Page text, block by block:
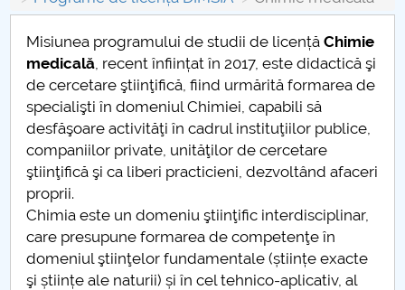
Nr. de telefon si adrese Facultăți
Admitere
Români de pretutindeni - ADMITERE
Senat
Facultăți
Studenți
Misiunea programului de studii de licențăChimie
medicală, recent înființat în 2017, este didactică şi
de cercetare ştiinţifică, fiind urmărită formarea de
specialişti în domeniul Chimiei, capabili să
desfăşoare activităţi în cadrul instituţiilor publice,
companiilor private, unităţilor de cercetare
ştiinţifică şi ca liberi practicieni, dezvoltând afaceri
proprii.
Chimia este un domeniu ştiinţific interdisciplinar,
care presupune formarea de competenţe în
domeniul ştiinţelor fundamentale (științe exacte
şi științe ale naturii) și în cel tehnico-aplicativ, al